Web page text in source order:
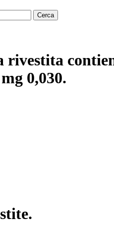
rivestita
0,030.